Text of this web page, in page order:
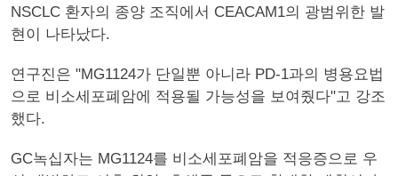
NSCLC 환자의 종양 조직에서 CEACAM1의 광범위한 발
현이 나타났다.
연구진은 "MG1124가 단일뿐 아니라 PD-1과의 병용요법
으로 비소세포폐암에 적용될 가능성을 보여줬다"고 강조
했다.
GC녹십자는 MG1124를 비소세포폐암을 적응증으로 우